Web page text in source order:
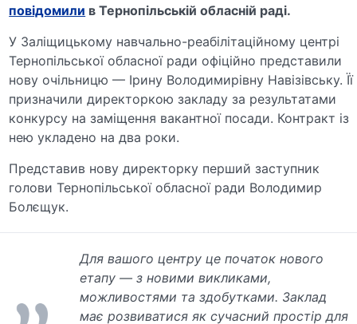
повідомили в Тернопільській обласній раді.
У Заліщицькому навчально-реабілітаційному центрі
Тернопільської обласної ради офіційно представили
нову очільницю — Ірину Володимирівну Навізівську. Її
призначили директоркою закладу за результатами
конкурсу на заміщення вакантної посади. Контракт із
нею укладено на два роки.
Представив нову директорку перший заступник
голови Тернопільської обласної ради Володимир
Болєщук.
Для вашого центру це початок нового
етапу — з новими викликами,
можливостями та здобутками. Заклад
має розвиватися як сучасний простір для